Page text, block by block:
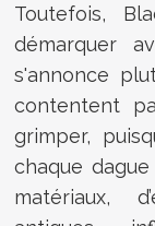
Toutefois,
démarquer
s'annonce
contentent
grimper,
chaque
matériaux,